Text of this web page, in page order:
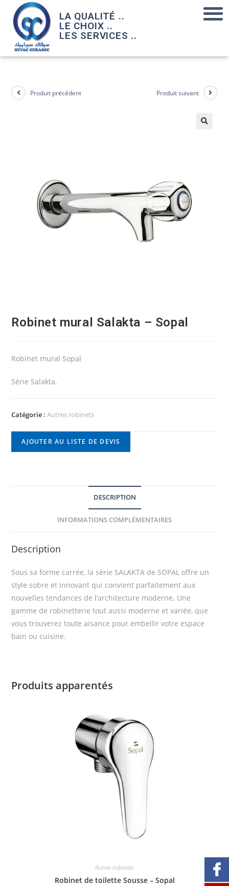
LA QUALITÉ ..
LE CHOIX ..
LES SERVICES ..
Produit précédent Produit suivant
Robinet mural Salakta – Sopal
Robinet mural Sopal
Série Salakta.
Catégorie :Autres robinets
AJOUTER AU LISTE DE DEVIS
DESCRIPTION
INFORMATIONS COMPLÉMENTAIRES
Description
Sous sa forme carrée, la série SALAKTA de SOPAL offre un
style sobre et innovant qui convient parfaitement aux
nouvelles tendances de l’architecture moderne. Une
gamme de robinetterie tout aussi moderne et variée, que
vous trouverez toute aisance pour embellir votre espace
bain ou cuisine.
Produits apparentés
Autres robinets
Robinet de toilette Sousse – Sopal